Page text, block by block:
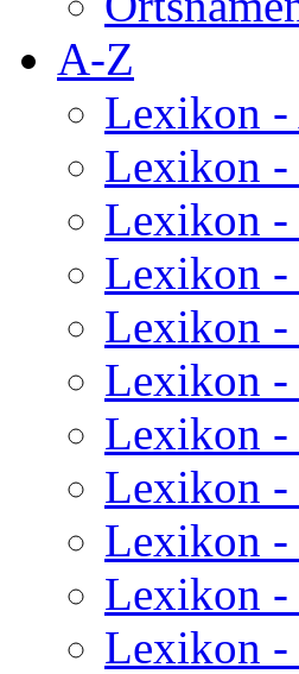
A-Z
Lexikon -
Lexikon -
Lexikon -
Lexikon -
Lexikon -
Lexikon -
Lexikon -
Lexikon -
Lexikon -
Lexikon -
Lexikon